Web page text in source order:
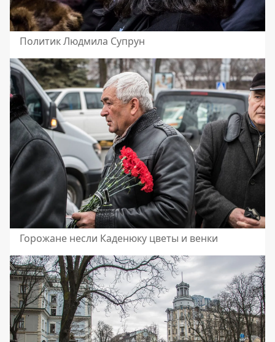
Политик Людмила Супрун
Горожане несли Каденюку цветы и венки